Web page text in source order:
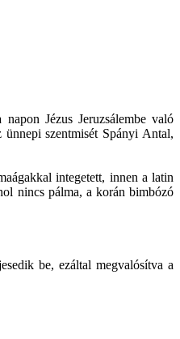
Jézus Jeruzsálembe való
ünnepi szentmisét Spányi Antal,
integetett, innen a latin
nincs pálma, a korán bimbózó
be, ezáltal megvalósítva a